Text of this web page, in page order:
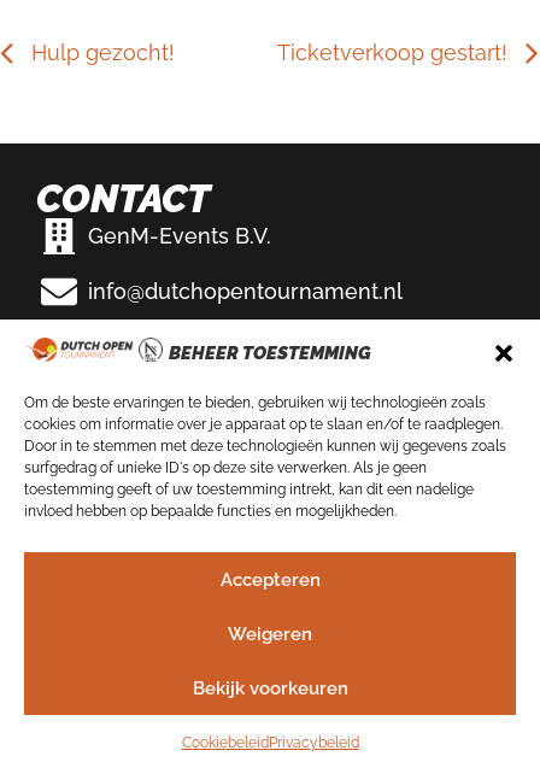
BEHEER TOESTEMMING
Om de beste ervaringen te bieden, gebruiken wij technologieën zoals
cookies om informatie over je apparaat op te slaan en/of te raadplegen.
Door in te stemmen met deze technologieën kunnen wij gegevens zoals
surfgedrag of unieke ID's op deze site verwerken. Als je geen
toestemming geeft of uw toestemming intrekt, kan dit een nadelige
invloed hebben op bepaalde functies en mogelijkheden.
Accepteren
Weigeren
Bekijk voorkeuren
CookiebeleidPrivacybeleid
Hulp gezocht! Ticketverkoop gestart!
CONTACT
GenM-Events B.V.
info@dutchopentournament.nl
Eemslag Tennis & Padel
Bikkersweg 100
3752 WV Bunschoten-Spakenburg
VOLG ONS OP
NIEUWSBRIEF
Privacybeleid–Gebruikersvoorwaarden